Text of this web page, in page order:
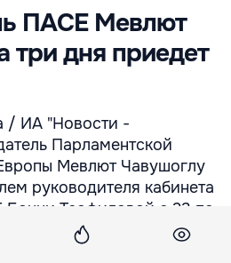
ПАСЕ Мевлют
три дня приедет
/ ИА "Новости -
Парламентской
Мевлют Чавушоглу
руководителя кабинета
Теофиловой с 23 по
визит в РМ,